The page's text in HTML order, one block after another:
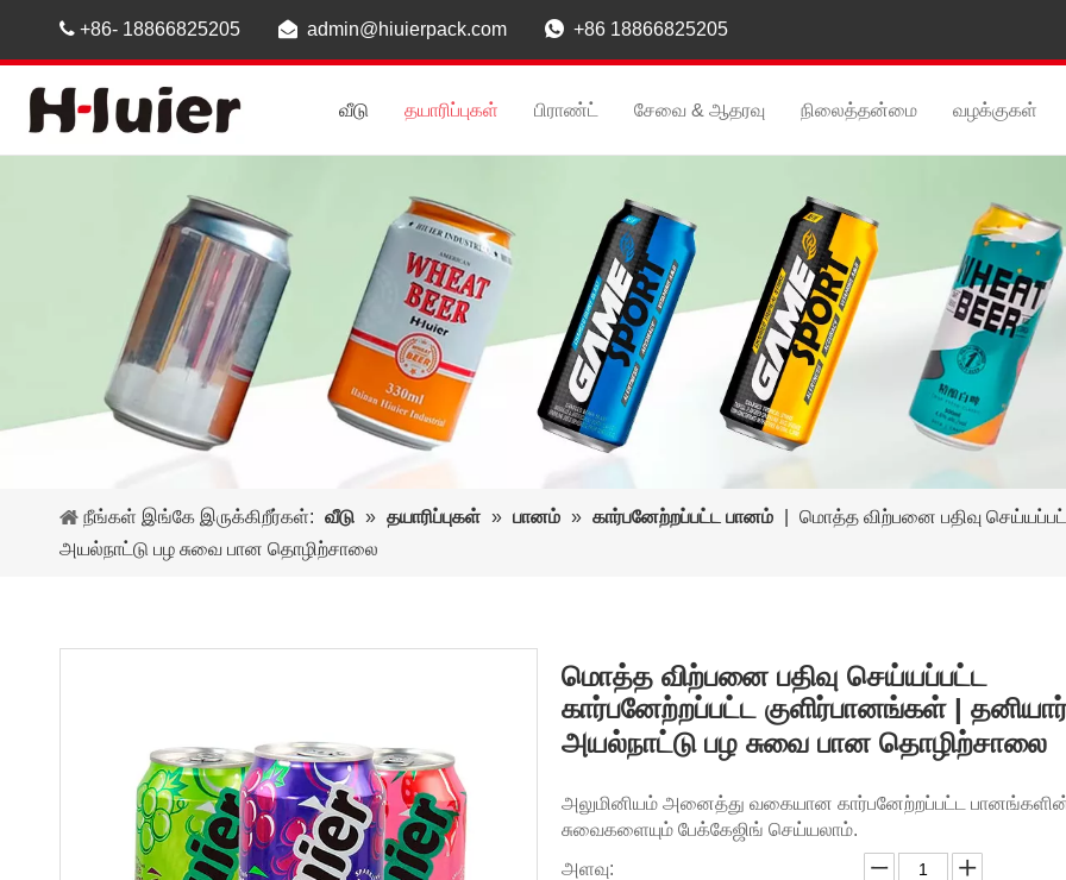
 +86- 18866825205  admin@hiuierpack.com  +86 18866825205
வீடு தயாரிப்புகள் பிராண்ட் சேவை & ஆதரவு நிலைத்தன்மை வழக்குகள்
நீங்கள் இங்கே இருக்கிறீர்கள்: வீடு » தயாரிப்புகள் » பானம் » கார்பனேற்றப்பட்ட பானம்
மொத்த விற்பனை பதிவு
அயல்நாட்டு பழ சுவை பான தொழிற்சாலை
மொத்த விற்பனை பதிவு செய்யப்பட்ட
கார்பனேற்றப்பட்ட குளிர்பானங்கள் |
அயல்நாட்டு பழ சுவை பான தொழிற்சாலை
அலுமினியம் அனைத்து வகையான கார்பனேற்றப்பட்ட
சுவைகளையும் பேக்கேஜிங் செய்யலாம்.
அளவு: